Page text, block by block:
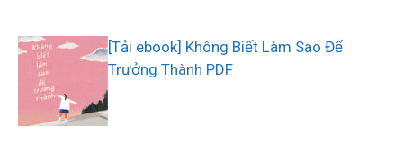
[Tải ebook] Không Biết Làm Sao Để
Trưởng Thành PDF